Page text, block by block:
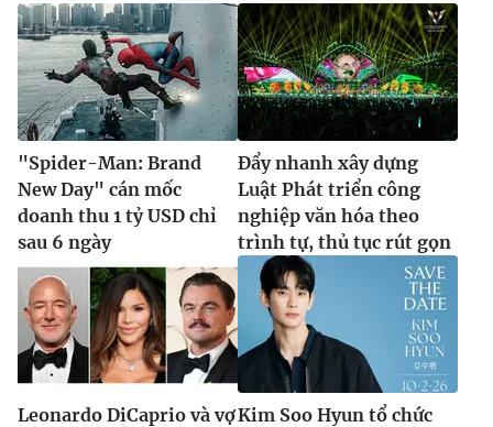
"Spider-Man: Brand
New Day" cán mốc
doanh thu 1 tỷ USD chỉ
sau 6 ngày
Đẩy nhanh xây dựng
Luật Phát triển công
nghiệp văn hóa theo
trình tự, thủ tục rút gọn
Leonardo DiCaprio và vợKim Soo Hyun tổ chức